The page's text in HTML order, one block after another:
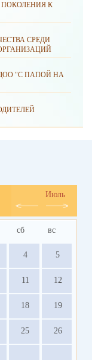
К
СРЕДИ
"С ПАПОЙ НА
Июль
сб вс
4 5
11 12
18 19
25 26